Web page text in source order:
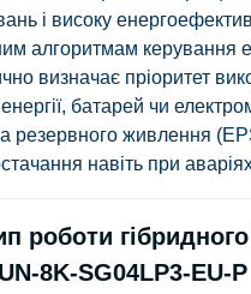
і високу
алгоритмам керування
визначає пріоритет
батарей чи
резервного живлення
навіть при
роботи
8K-SG04LP3-EU-P